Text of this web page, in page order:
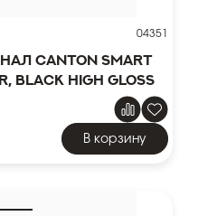
04351
Canton Smart
black high gloss
В корзину